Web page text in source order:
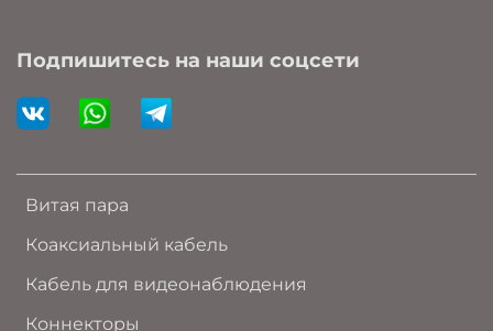
Витая пара
Коаксиальный кабель
Кабель для видеонаблюдения
Коннекторы
Подпишитесь на наши соцсети